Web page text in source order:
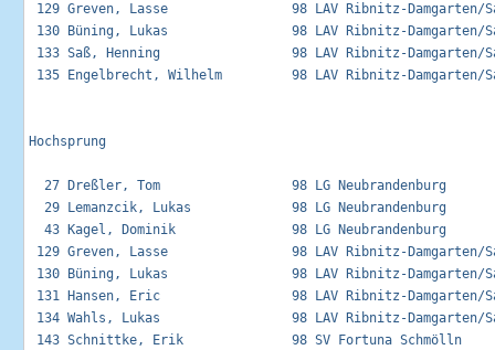
129 Greven, Lasse                98 LAV Ribnitz-
130 Büning, Lukas                98 LAV Ribnitz-
133 Saß, Henning                 98 LAV Ribnitz-
135 Engelbrecht, Wilhelm         98 LAV Ribnitz-
Hochsprung
27 Dreßler, Tom                 98 LG
29 Lemanzcik, Lukas             98 LG
43 Kagel, Dominik               98 LG
129 Greven, Lasse                98 LAV Ribnitz-
130 Büning, Lukas                98 LAV Ribnitz-
131 Hansen, Eric                 98 LAV Ribnitz-
134 Wahls, Lukas                 98 LAV Ribnitz-
143 Schnittke, Erik              98 SV Fortuna